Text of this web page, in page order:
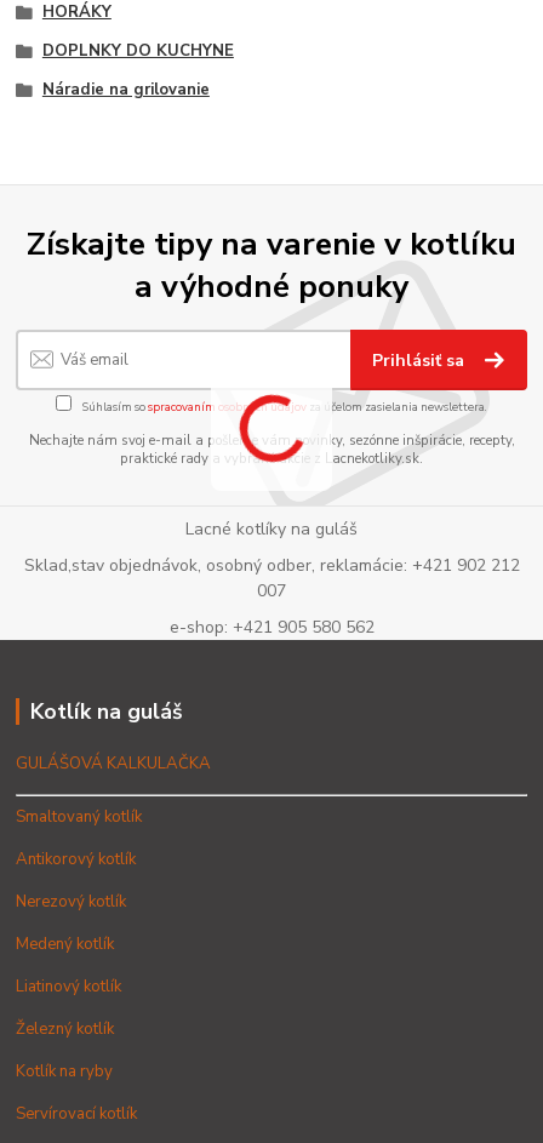
HORÁKY
DOPLNKY DO KUCHYNE
Náradie na grilovanie
Získajte tipy na varenie v kotlíku
a výhodné ponuky
Prihlásiť sa
Súhlasím sospracovaním osobných údajov za účelom zasielania newslettera.
Nechajte nám svoj e-mail a pošleme vám novinky, sezónne inšpirácie, recepty,
praktické rady a vybrané akcie z Lacnekotliky.sk.
Lacné kotlíky na guláš
Sklad,stav objednávok, osobný odber, reklamácie: +421 902 212
007
e-shop: +421 905 580 562
Kotlík na guláš
GULÁŠOVÁ KALKULAČKA
Smaltovaný kotlík
Antikorový kotlík
Nerezový kotlík
Medený kotlík
Liatinový kotlík
Železný kotlík
Kotlík na ryby
Servírovací kotlík